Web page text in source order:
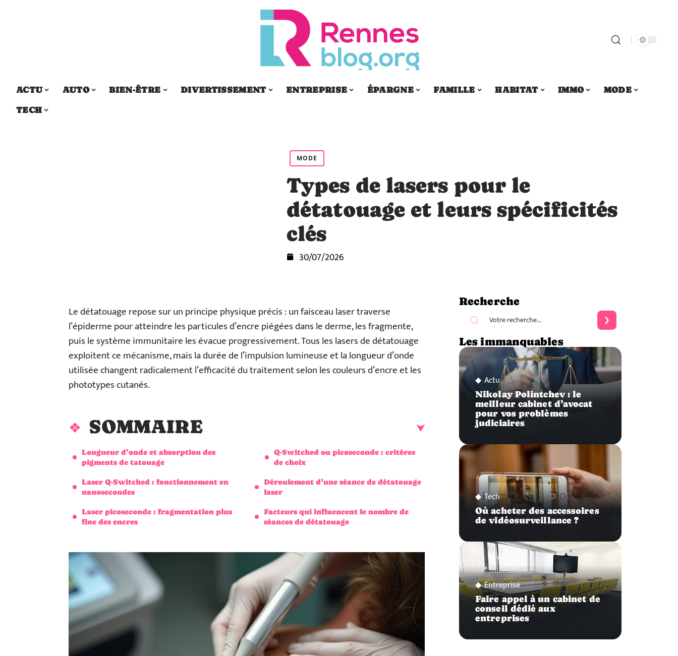
ACTU AUTO BIEN-ÊTRE DIVERTISSEMENT ENTREPRISE ÉPARGNE FAMILLE HABITAT IMMO
MODE
TECH
MODE
Types de lasers pour le
détatouage et leurs spécificités
clés
30/07/2026
Le détatouage repose sur un principe physique précis : un faisceau laser traverse
l’épiderme pour atteindre les particules d’encre piégées dans le derme, les fragmente,
puis le système immunitaire les évacue progressivement. Tous les lasers de détatouage
exploitent ce mécanisme, mais la durée de l’impulsion lumineuse et la longueur d’onde
utilisée changent radicalement l’efficacité du traitement selon les couleurs d’encre et les
phototypes cutanés.
SOMMAIRE
Longueur d’onde et absorption des
pigments de tatouage
Laser Q-Switched : fonctionnement en
nanosecondes
Laser picoseconde : fragmentation plus
fine des encres
Q-Switched ou picoseconde : critères
de choix
Déroulement d’une séance de détatouage
laser
Facteurs qui influencent le nombre de
séances de détatouage
Recherche
Les immanquables
Actu
Nikolay Polintchev : le
meilleur cabinet d’avocat
pour vos problèmes
judiciaires
Tech
Où acheter des accessoires
de vidéosurveillance ?
Entreprise
Faire appel à un cabinet de
conseil dédié aux
entreprises